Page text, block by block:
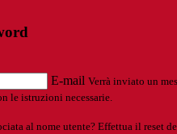
E-mail Verrà inviato un
le istruzioni necessarie.
al nome utente? Effettua il reset